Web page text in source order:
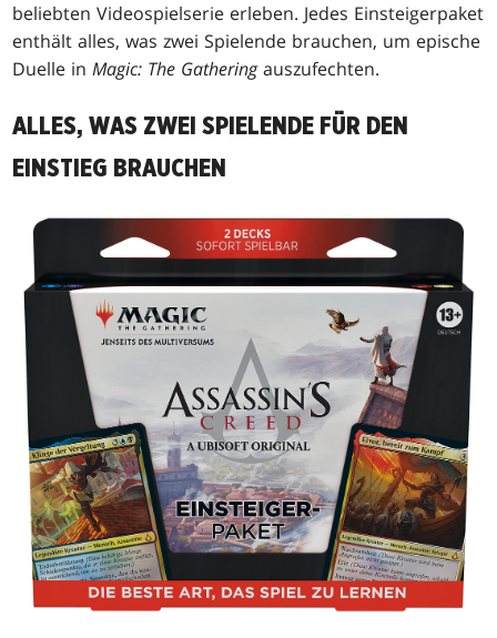
beliebten Videospielserie erleben. Jedes Einsteigerpaket
enthält alles, was zwei Spielende brauchen, um epische
Duelle inMagic: The Gatheringauszufechten.
ALLES, WAS ZWEI SPIELENDE FÜR DEN
EINSTIEG BRAUCHEN